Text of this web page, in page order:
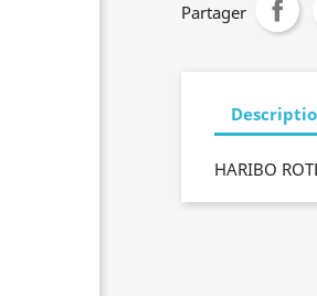
Partager
HARIBO